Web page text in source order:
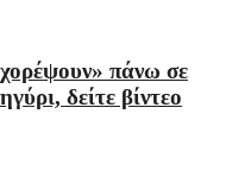
πάνω σε
δείτε βίντεο